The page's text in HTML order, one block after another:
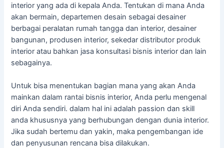
interior yang ada di kepala Anda. Tentukan di mana Anda
akan bermain, departemen desain sebagai desainer
berbagai peralatan rumah tangga dan interior, desainer
bangunan, produsen interior, sekedar distributor produk
interior atau bahkan jasa konsultasi bisnis interior dan lain
sebagainya.
Untuk bisa menentukan bagian mana yang akan Anda
mainkan dalam rantai bisnis interior, Anda perlu mengenal
diri Anda sendiri. dalam hal ini adalah passion dan skill
anda khususnya yang berhubungan dengan dunia interior.
Jika sudah bertemu dan yakin, maka pengembangan ide
dan penyusunan rencana bisa dilakukan.